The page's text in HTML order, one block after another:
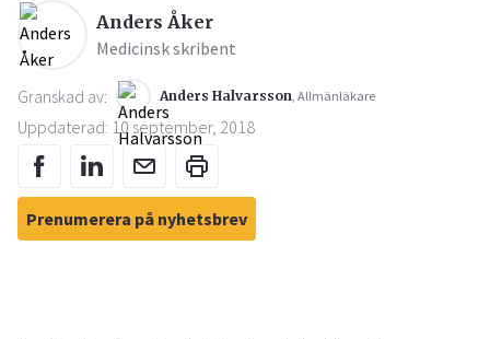
Anders Åker
Medicinsk skribent
Granskad av: Anders Halvarsson, Allmänläkare
Uppdaterad: 10 september, 2018
Prenumerera på nyhetsbrev